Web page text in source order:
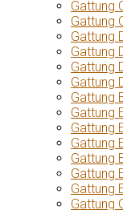
Gattung
Gattung
Gattung
Gattung
Gattung
Gattung
Gattung
Gattung
Gattung
Gattung
Gattung
Gattung
Gattung
Gattung